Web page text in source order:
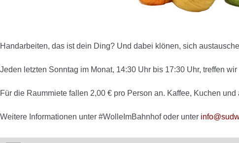
Handarbeiten, das ist dein Ding? Und dabei klönen, sich
Jeden letzten Sonntag im Monat, 14:30 Uhr bis 17:30 Uhr, treffen
Für die Raummiete fallen 2,00 € pro Person an. Kaffee, Kuchen
Weitere Informationen unter #WolleImBahnhof oder unter